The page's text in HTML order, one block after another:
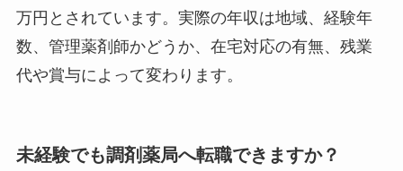
万円とされています。実際の年収は地域、経験年
数、管理薬剤師かどうか、在宅対応の有無、残業
代や賞与によって変わります。
未経験でも調剤薬局へ転職できますか？